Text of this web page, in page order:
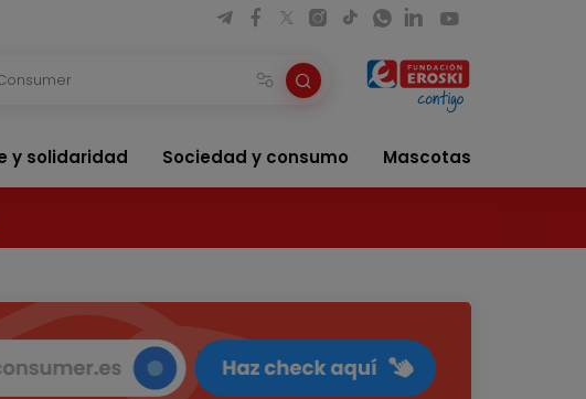
y solidaridad Sociedad y consumo Mascotas